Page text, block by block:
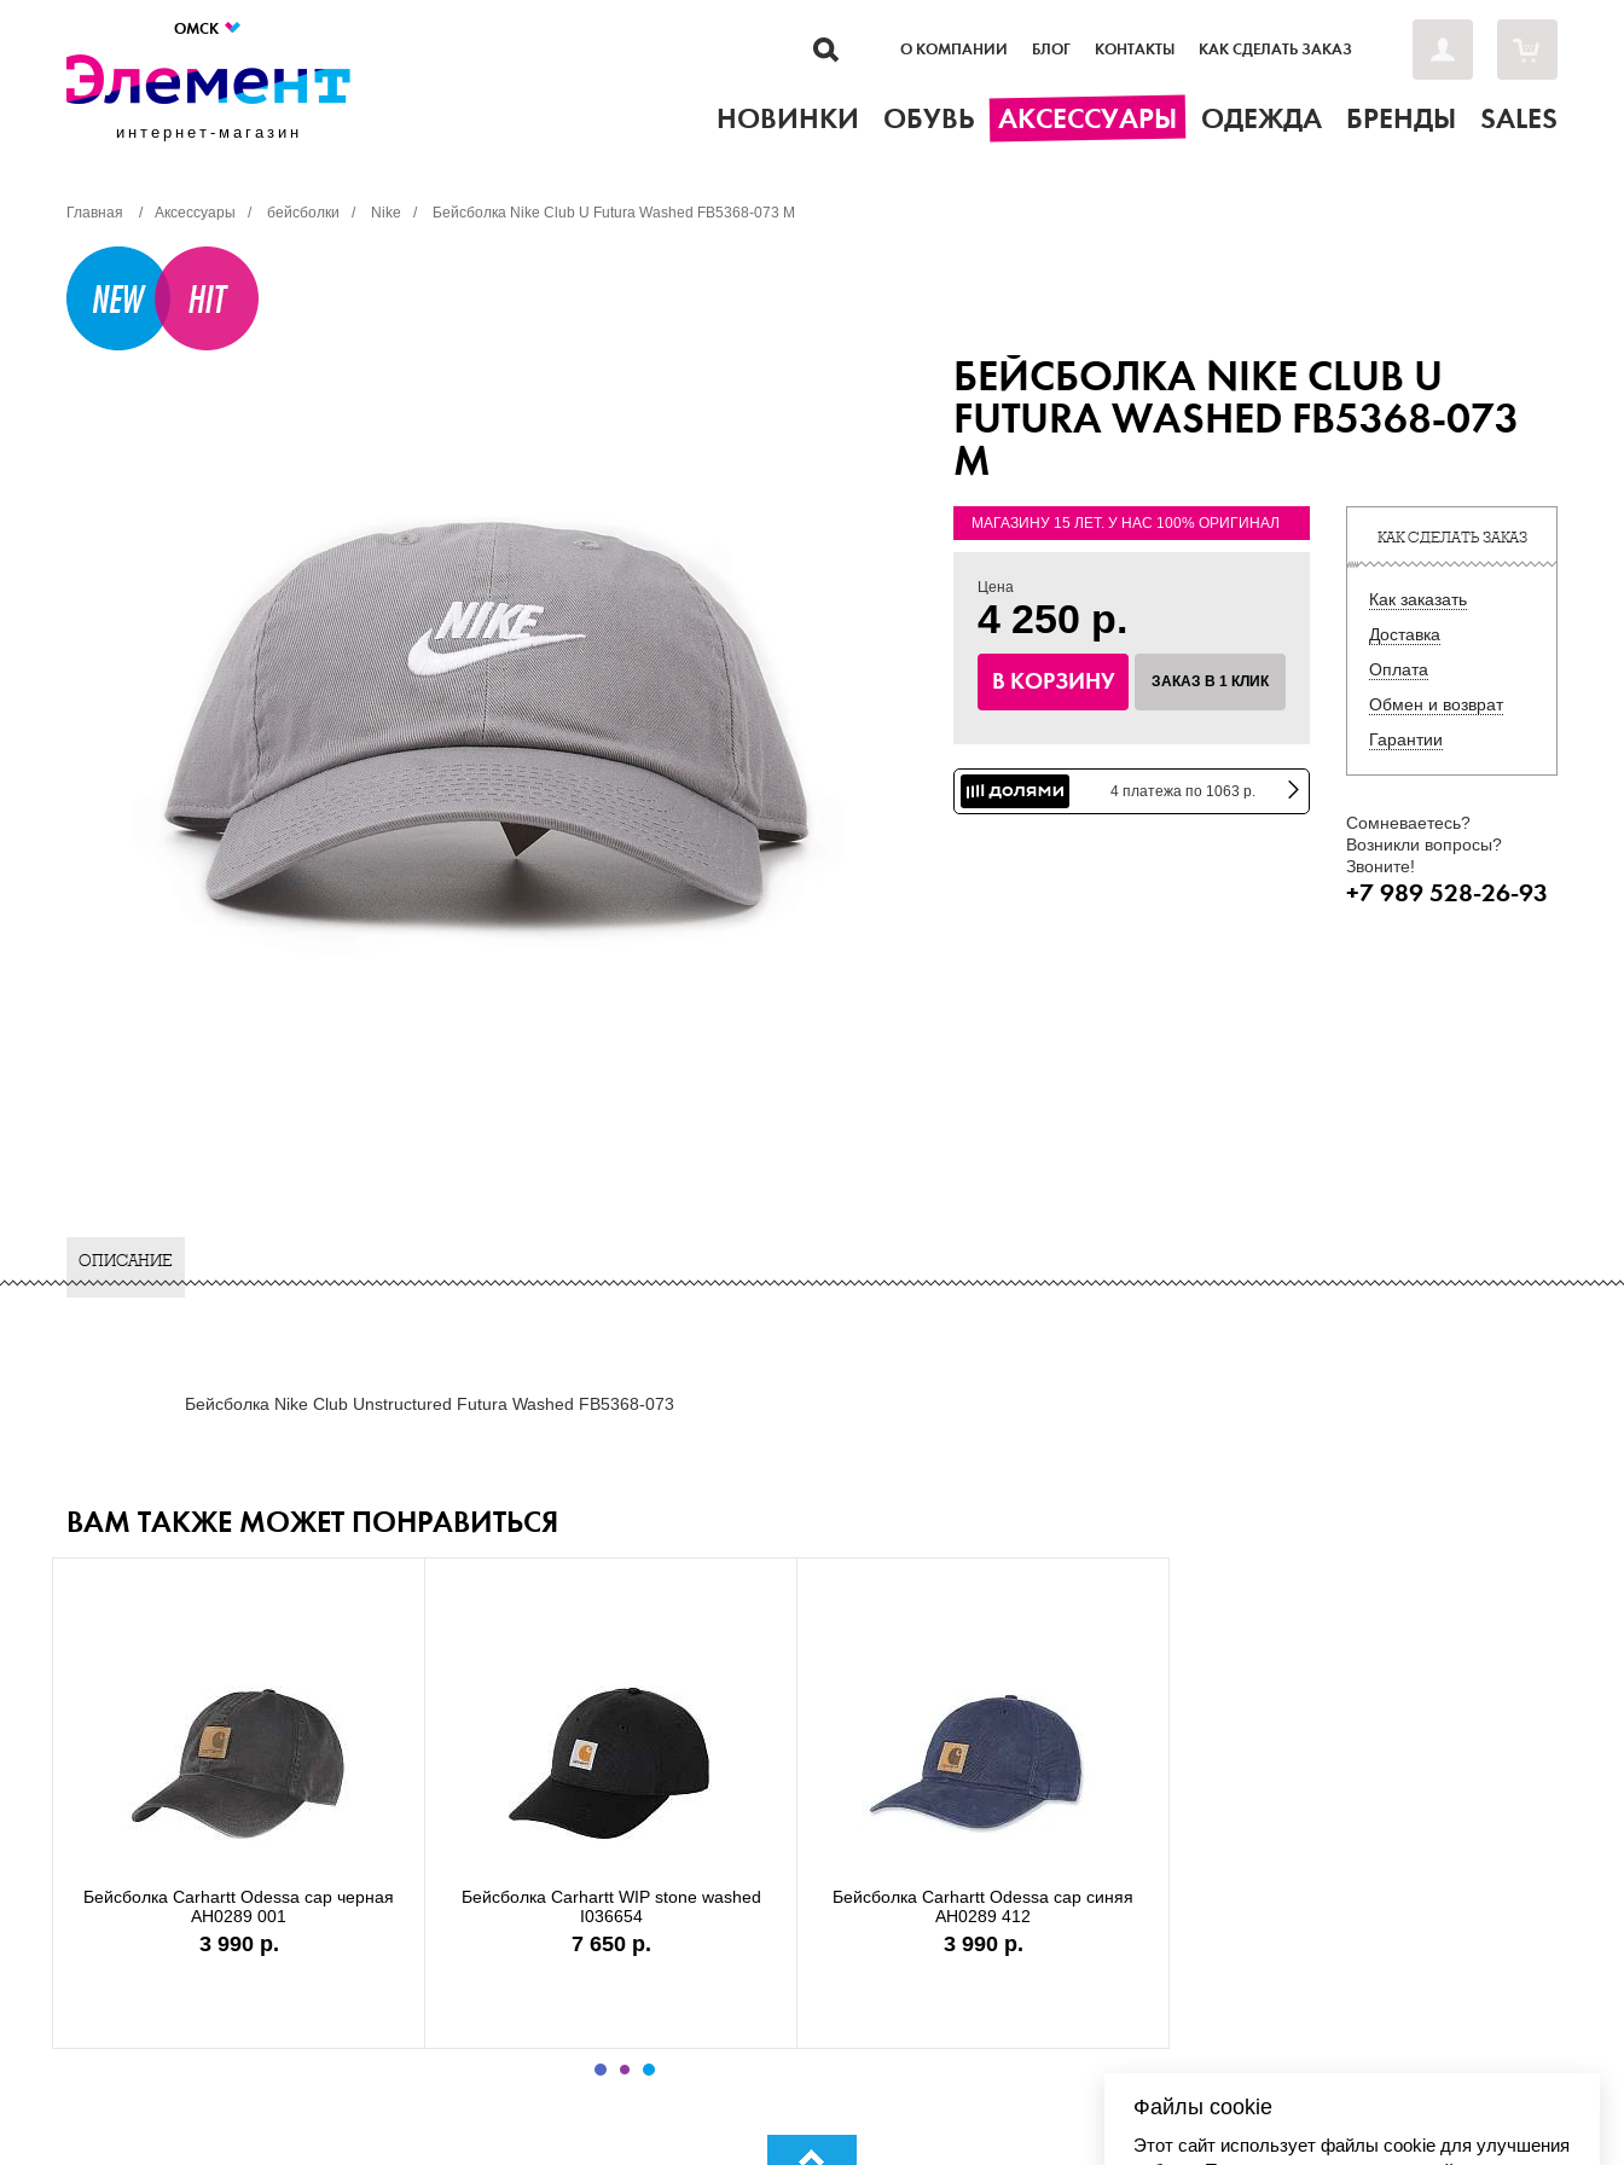
ОМСК
интернет-магазин
О КОМПАНИИ БЛОГ КОНТАКТЫ КАК СДЕЛАТЬ ЗАКАЗ
НОВИНКИ ОБУВЬ АКСЕССУАРЫ ОДЕЖДА БРЕНДЫ SALES
Главная / Аксессуары / бейсболки / Nike / Бейсболка Nike Club U Futura Washed FB5368-073 M
БЕЙСБОЛКА NIKE CLUB U
FUTURA WASHED FB5368-073
M
МАГАЗИНУ 15 ЛЕТ. У НАС 100% ОРИГИНАЛ
Цена
4 250 р.
В КОРЗИНУ ЗАКАЗ В 1 КЛИК
4 платежа по 1063 р.
КАК СДЕЛАТЬ ЗАКАЗ
Как заказать
Доставка
Оплата
Обмен и возврат
Гарантии
Сомневаетесь?
Возникли вопросы?
Звоните!
+7 989 528-26-93
ОПИСАНИЕ
Бейсболка Nike Club Unstructured Futura Washed FB5368-073
ВАМ ТАКЖЕ МОЖЕТ ПОНРАВИТЬСЯ
Бейсболка Carhartt Odessa cap серая
AH0289 APH
3 990 р.
Бейсболка Carhartt WIP I028876 black
6 990 р.
Бейсболка Carhartt DUNMORE BALL с
сеткой черный 101195 001
4 480 р.
Файлы cookie
Этот сайт использует файлы cookie для улучшения